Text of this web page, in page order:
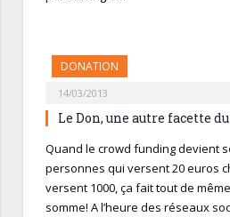
DONATION
14/03/2013
Le Don, une autre facette
Quand le crowd funding devient
personnes qui versent 20 euros
versent 1000, ça fait tout de
somme! A l’heure des réseaux